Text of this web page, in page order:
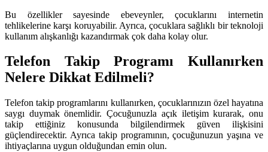
Bu özellikler sayesinde ebeveynler, çocuklarını internetin
tehlikelerine karşı koruyabilir. Ayrıca, çocuklara sağlıklı bir teknoloji
kullanım alışkanlığı kazandırmak çok daha kolay olur.
Telefon Takip Programı Kullanırken
Nelere Dikkat Edilmeli?
Telefon takip programlarını kullanırken, çocuklarınızın özel hayatına
saygı duymak önemlidir. Çocuğunuzla açık iletişim kurarak, onu
takip ettiğiniz konusunda bilgilendirmek güven ilişkisini
güçlendirecektir. Ayrıca takip programının, çocuğunuzun yaşına ve
ihtiyaçlarına uygun olduğundan emin olun.